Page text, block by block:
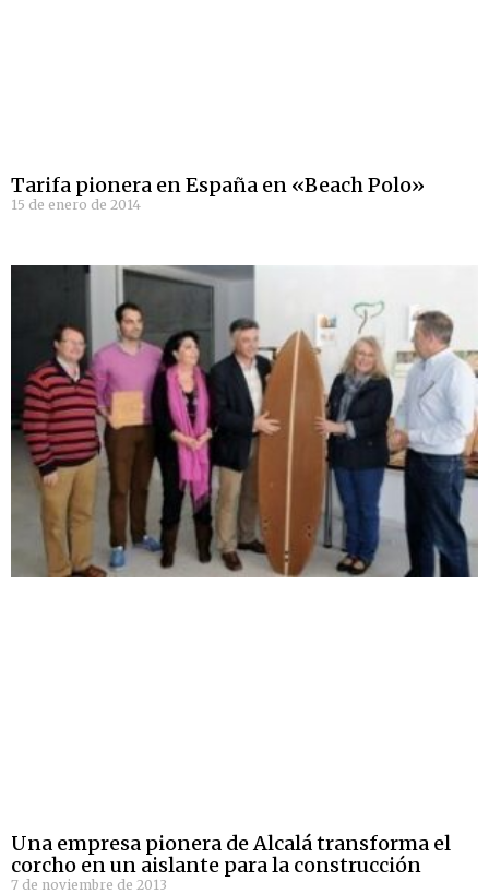
Tarifa pionera en España en «Beach Polo»
15 de enero de 2014
Una empresa pionera de Alcalá transforma el
corcho en un aislante para la construcción
7 de noviembre de 2013